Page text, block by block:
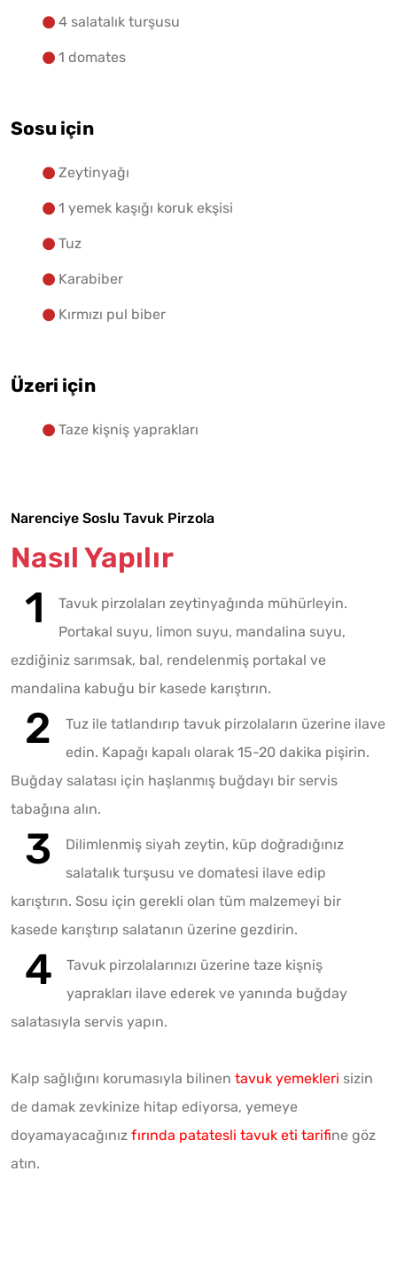
4 salatalık turşusu
1 domates
Sosu için
Zeytinyağı
1 yemek kaşığı koruk ekşisi
Tuz
Karabiber
Kırmızı pul biber
Üzeri için
Taze kişniş yaprakları
Narenciye Soslu Tavuk Pirzola
Nasıl Yapılır
Tavuk pirzolaları zeytinyağında mühürleyin.
Portakal suyu, limon suyu, mandalina suyu,
ezdiğiniz sarımsak, bal, rendelenmiş portakal ve
mandalina kabuğu bir kasede karıştırın.
Tuz ile tatlandırıp tavuk pirzolaların üzerine ilave
edin. Kapağı kapalı olarak 15-20 dakika pişirin.
Buğday salatası için haşlanmış buğdayı bir servis
tabağına alın.
Dilimlenmiş siyah zeytin, küp doğradığınız
salatalık turşusu ve domatesi ilave edip
karıştırın. Sosu için gerekli olan tüm malzemeyi bir
kasede karıştırıp salatanın üzerine gezdirin.
Tavuk pirzolalarınızı üzerine taze kişniş
yaprakları ilave ederek ve yanında buğday
salatasıyla servis yapın.
Kalp sağlığını korumasıyla bilinen tavuk yemekleri sizin
de damak zevkinize hitap ediyorsa, yemeye
doyamayacağınız fırında patatesli tavuk eti tarifine göz
atın.